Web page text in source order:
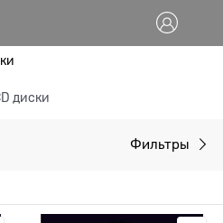
диски
Фильтры